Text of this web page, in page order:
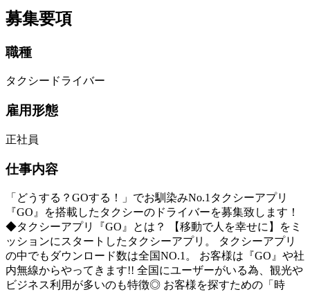
募集要項
職種
タクシードライバー
雇用形態
正社員
仕事内容
「どうする？GOする！」でお馴染みNo.1タクシーアプリ
『GO』を搭載したタクシーのドライバーを募集致します！
◆タクシーアプリ『GO』とは？ 【移動で人を幸せに】をミ
ッションにスタートしたタクシーアプリ。 タクシーアプリ
の中でもダウンロード数は全国NO.1。 お客様は『GO』や社
内無線からやってきます!! 全国にユーザーがいる為、観光や
ビジネス利用が多いのも特徴◎ お客様を探すための「時